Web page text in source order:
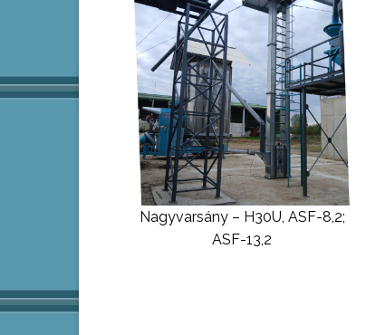
Nagyvarsány – H30U, ASF-8,2;
ASF-13,2